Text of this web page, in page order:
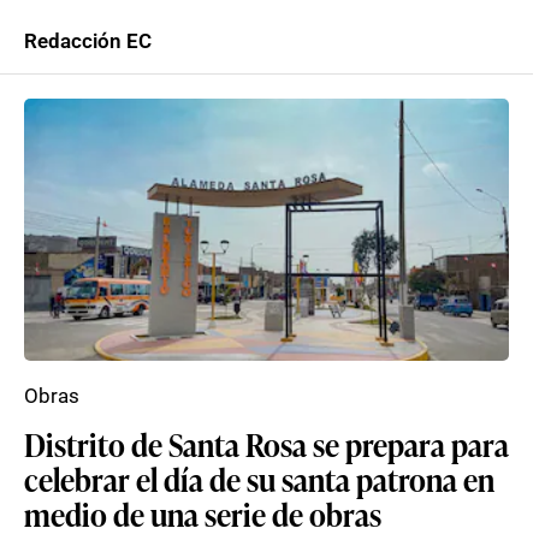
Redacción EC
Distrito de Santa Rosa se prepara para
celebrar el día de su santa patrona en
medio de una serie de obras
Obras